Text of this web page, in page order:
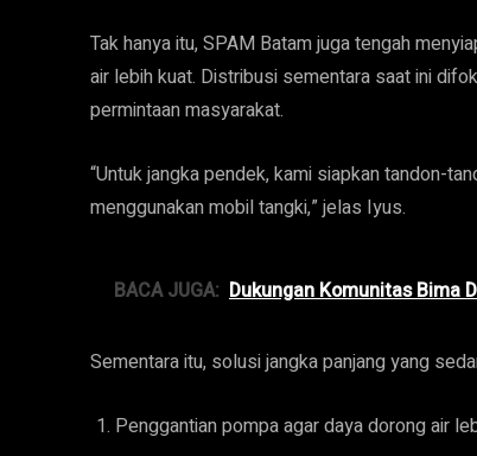
Tak hanya itu, SPAM Batam juga tengah
air lebih kuat. Distribusi sementara saat ini
permintaan masyarakat.
“Untuk jangka pendek, kami siapkan tandon-
menggunakan mobil tangki,” jelas Iyus.
BACA JUGA: Dukungan Komunitas Bima
Sementara itu, solusi jangka panjang yang
Penggantian pompa agar daya dorong air